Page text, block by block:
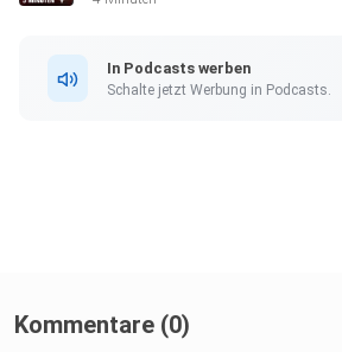
In Podcasts werben
Schalte jetzt Werbung in Podcasts.
Kommentare (0)